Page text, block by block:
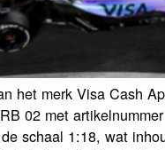
het merk Visa Cash
02 met
schaal 1:18, wat